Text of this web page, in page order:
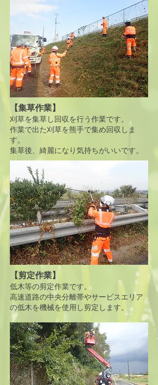
【集草作業】
刈草を集草し回収を行う作業です。
作業で出た刈草を熊手で集め回収しま
す。
​集草後、綺麗になり気持ちがいいです。
【剪定作業】
低木等の剪定作業です。
​高速道路の中央分離帯やサービスエリア
の低木を機械を使用し剪定します。